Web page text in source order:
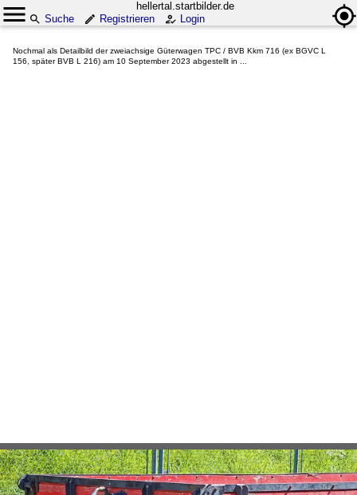
hellertal.startbilder.de
Suche
Registrieren Login
Nochmal als Detailbild der zweiachsige Güterwagen TPC / BVB Kkm 716 (ex BGVC L
156, später BVB L 216) am 10 September 2023 abgestellt in ...